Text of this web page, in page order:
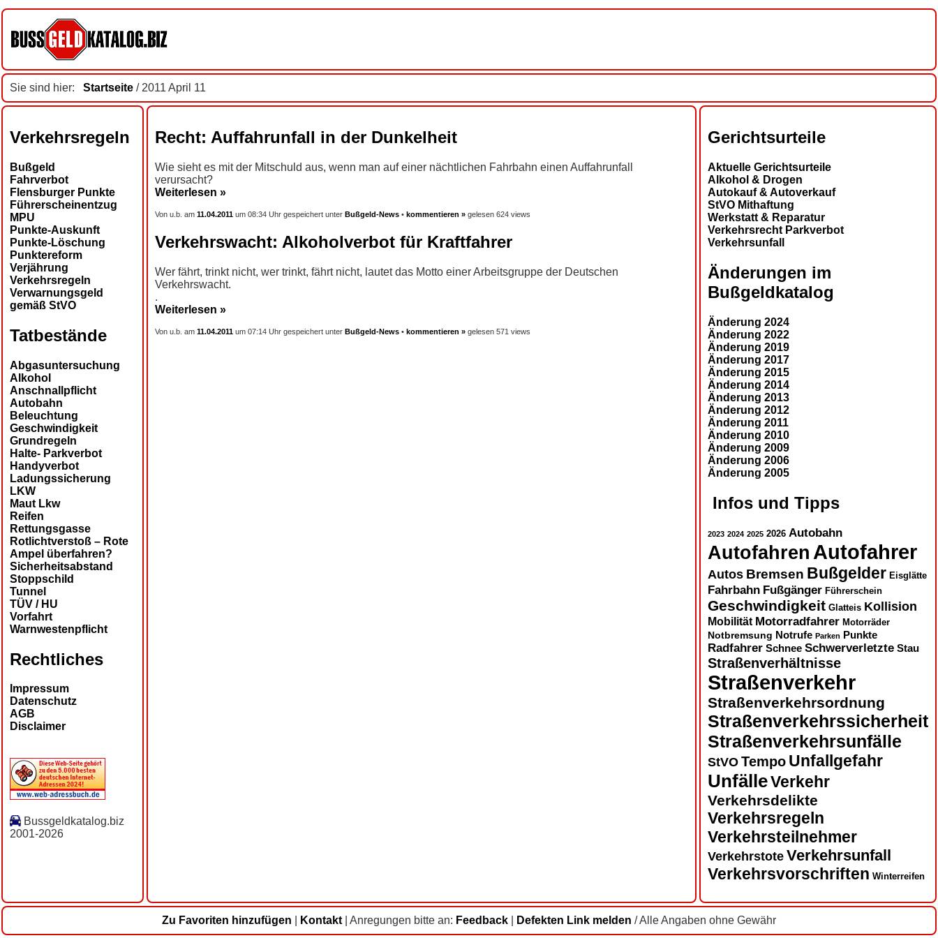
Sie sind hier: Startseite / 2011 April 11
Verkehrsregeln
Bußgeld
Fahrverbot
Flensburger Punkte
Führerscheinentzug
MPU
Punkte-Auskunft
Punkte-Löschung
Punktereform
Verjährung
Verkehrsregeln
Verwarnungsgeld
gemäß StVO
Tatbestände
Abgasuntersuchung
Alkohol
Anschnallpflicht
Autobahn
Beleuchtung
Geschwindigkeit
Grundregeln
Halte- Parkverbot
Handyverbot
Ladungssicherung
LKW
Maut Lkw
Reifen
Rettungsgasse
Rotlichtverstoß – Rote
Ampel überfahren?
Sicherheitsabstand
Stoppschild
Tunnel
TÜV / HU
Vorfahrt
Warnwestenpflicht
Rechtliches
Impressum
Datenschutz
AGB
Disclaimer
Bussgeldkatalog.biz
2001-2026
Recht: Auffahrunfall in der Dunkelheit
Wie sieht es mit der Mitschuld aus, wenn man auf einer nächtlichen Fahrbahn einen Auffahrunfall
verursacht?
Weiterlesen »
Von u.b. am 11.04.2011 um 08:34 Uhr gespeichert unter Bußgeld-News • kommentieren » gelesen 624 views
Verkehrswacht: Alkoholverbot für Kraftfahrer
Wer fährt, trinkt nicht, wer trinkt, fährt nicht, lautet das Motto einer Arbeitsgruppe der Deutschen
Verkehrswacht.
.
Weiterlesen »
Von u.b. am 11.04.2011 um 07:14 Uhr gespeichert unter Bußgeld-News • kommentieren » gelesen 571 views
Gerichtsurteile
Aktuelle Gerichtsurteile
Alkohol & Drogen
Autokauf & Autoverkauf
StVO Mithaftung
Werkstatt & Reparatur
Verkehrsrecht Parkverbot
Verkehrsunfall
Änderungen im
Bußgeldkatalog
Änderung 2024
Änderung 2022
Änderung 2019
Änderung 2017
Änderung 2015
Änderung 2014
Änderung 2013
Änderung 2012
Änderung 2011
Änderung 2010
Änderung 2009
Änderung 2006
Änderung 2005
Infos und Tipps
2023 2024 2025 2026 Autobahn
Autofahren Autofahrer
Autos Bremsen Bußgelder Eisglätte
Fahrbahn Fußgänger Führerschein
Geschwindigkeit Glatteis Kollision
Mobilität Motorradfahrer Motorräder
Notbremsung Notrufe Parken Punkte
Radfahrer Schnee Schwerverletzte Stau
Straßenverhältnisse
Straßenverkehr
Straßenverkehrsordnung
Straßenverkehrssicherheit
Straßenverkehrsunfälle
StVOTempo Unfallgefahr
UnfälleVerkehr
Verkehrsdelikte
Verkehrsregeln
Verkehrsteilnehmer
Verkehrstote Verkehrsunfall
Verkehrsvorschriften Winterreifen
Zu Favoriten hinzufügen Kontakt| Anregungen bitte an: Feedback Defekten Link melden / Alle Angaben ohne Gewähr